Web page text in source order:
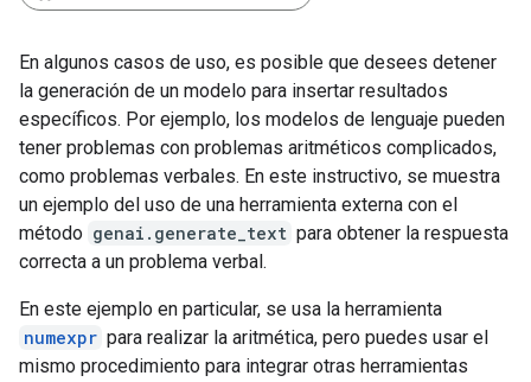
En algunos casos de uso, es posible que desees detener
la generación de un modelo para insertar resultados
específicos. Por ejemplo, los modelos de lenguaje pueden
tener problemas con problemas aritméticos complicados,
como problemas verbales. En este instructivo, se muestra
un ejemplo del uso de una herramienta externa con el
método genai.generate_text para obtener la respuesta
correcta a un problema verbal.
En este ejemplo en particular, se usa la herramienta
numexpr para realizar la aritmética, pero puedes usar el
mismo procedimiento para integrar otras herramientas